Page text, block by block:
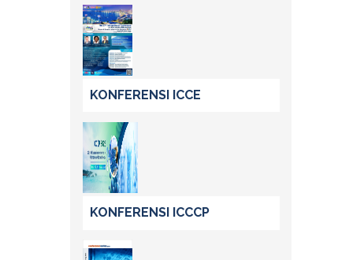
KONFERENSI ICCE
KONFERENSI ICCCP